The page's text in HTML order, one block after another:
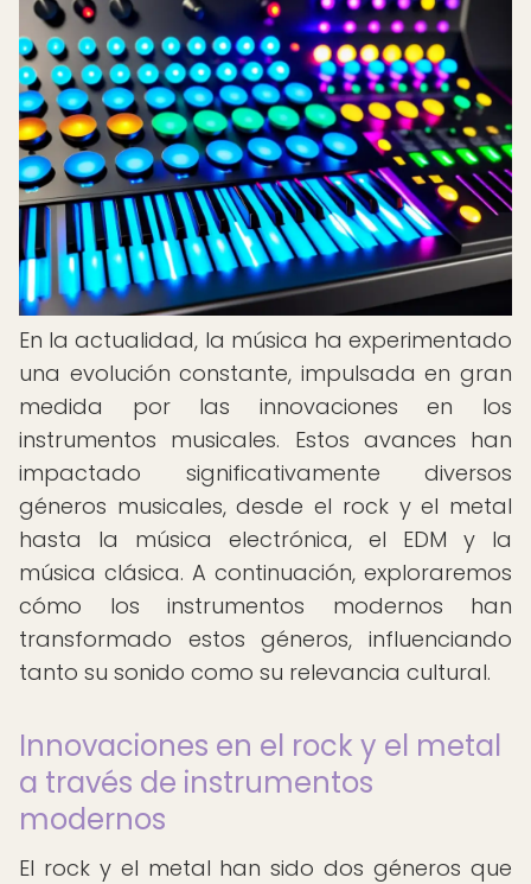
En la actualidad, la música ha experimentado
una evolución constante, impulsada en gran
medida por las innovaciones en los
instrumentos musicales. Estos avances han
impactado significativamente diversos
géneros musicales, desde el rock y el metal
hasta la música electrónica, el EDM y la
música clásica. A continuación, exploraremos
cómo los instrumentos modernos han
transformado estos géneros, influenciando
tanto su sonido como su relevancia cultural.
Innovaciones en el rock y el metal
a través de instrumentos
modernos
El rock y el metal han sido dos géneros que